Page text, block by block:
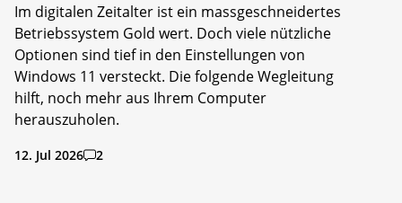
Im digitalen Zeitalter ist ein massgeschneidertes
Betriebssystem Gold wert. Doch viele nützliche
Optionen sind tief in den Einstellungen von
Windows 11 versteckt. Die folgende Wegleitung
hilft, noch mehr aus Ihrem Computer
herauszuholen.
12. Jul 2026 2